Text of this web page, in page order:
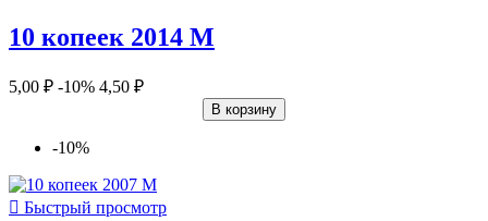
10 копеек 2014 М
5,00 ₽ -10% 4,50 ₽
В корзину
-10%
 Быстрый просмотр